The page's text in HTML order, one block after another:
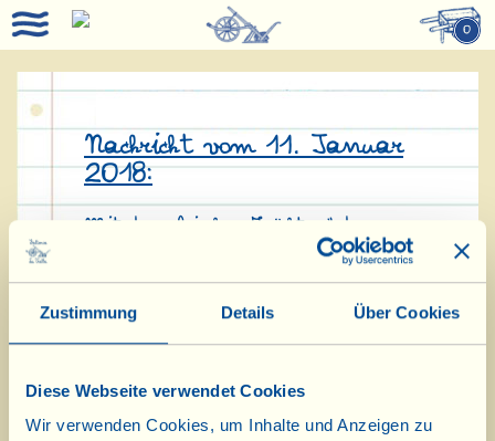
Zustimmung Details Über Cookies
Diese Webseite verwendet Cookies
Wir verwenden Cookies, um Inhalte und Anzeigen zu
0
Nachricht vom 11. Januar
2018:
Mit den „frischen Früchten“ des
neuen Jahrgangs, dem Olio novo,
dem Vino novo und dem frischen
Mini-Pecorino haben die „ragazze“
aus der Speisekammer ein paar
Antipasti und Pastagerichte für den